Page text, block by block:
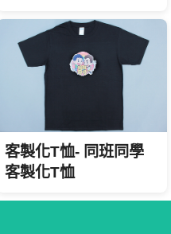
客製化T恤- 同班同學
客製化T恤